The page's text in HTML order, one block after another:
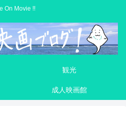
On Movie !!
観光
成人映画館